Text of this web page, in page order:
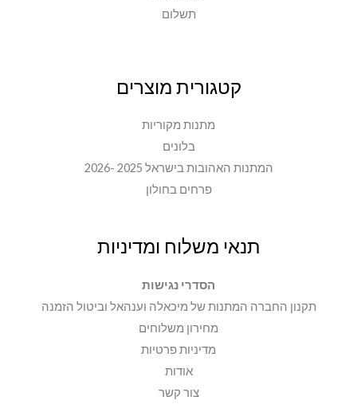
תשלום
קטגורית מוצרים
מתנות מקוריות
בלונים
המתנות האהובות בישראל 2025 -2026
פרחים בחולון
תנאי משלוח ומדיניות
הסדרי נגישות
תקנון החברה המתנות של מיכאלה וענהאל וביטול הזמנה
מחירון משלוחים
מדיניות פרטיות
אודות
צור קשר